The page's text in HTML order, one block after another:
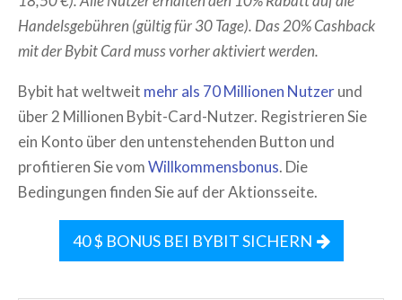
Handelsgebühren (gültig für 30 Tage). Das 20% Cashback
mit der Bybit Card muss vorher aktiviert werden.
Bybit hat weltweit mehr als 70 Millionen Nutzerund
über 2 Millionen Bybit-Card-Nutzer. Registrieren Sie
ein Konto über den untenstehenden Button und
profitieren Sie vomWillkommensbonus. Die
Bedingungen finden Sie auf der Aktionsseite.
40 $ BONUS BEI BYBIT SICHERN